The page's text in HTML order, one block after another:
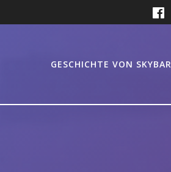
GESCHICHTE VON SKYBAR